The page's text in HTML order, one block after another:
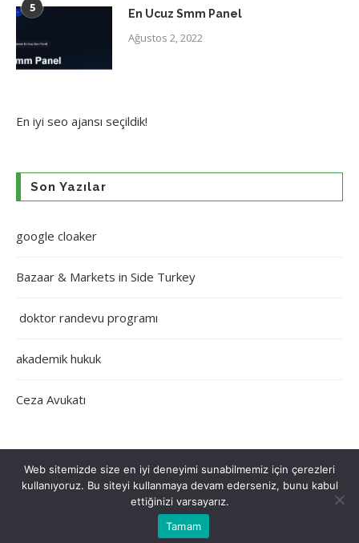
5 En Ucuz Smm Panel
Ağustos 2, 2022
En iyi seo ajansı seçildik!
Son Yazılar
google cloaker
Bazaar & Markets in Side Turkey
doktor randevu programı
akademik hukuk
Ceza Avukatı
Gizlilik Politikası Hakkımızda
Tüm Hakları Saklıdır © 2022
Web sitemizde size en iyi deneyimi sunabilmemiz için çerezleri
kullanıyoruz. Bu siteyi kullanmaya devam ederseniz, bunu kabul
ettiğinizi varsayarız.
Tamam